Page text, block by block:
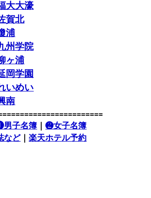
大大濠
賀北
浦
州学院
ヶ浦
岡学園
いめい
南
子名簿 ｜❷女子名簿
など｜楽天ホテル予約